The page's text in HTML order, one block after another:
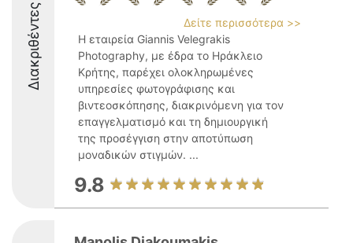
Διακριθέντες
Δείτε περισσότερα >>
Η εταιρεία Giannis Velegrakis
Photography, με έδρα το Ηράκλειο
Κρήτης, παρέχει ολοκληρωμένες
υπηρεσίες φωτογράφισης και
βιντεοσκόπησης, διακρινόμενη για τον
επαγγελματισμό και τη δημιουργική
της προσέγγιση στην αποτύπωση
μοναδικών στιγμών. ...
9.8